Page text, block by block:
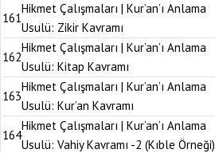
161
Hikmet Çalışmaları | Kur’an’ı Anlama
Usulü: Zikir Kavramı
162
Hikmet Çalışmaları | Kur’an’ı Anlama
Usulü: Kitap Kavramı
163
Hikmet Çalışmaları | Kur’an’ı Anlama
Usulü: Kur’an Kavramı
164
Hikmet Çalışmaları | Kur’an’ı Anlama
Usulü: Vahiy Kavramı -2 (Kıble Örneği)